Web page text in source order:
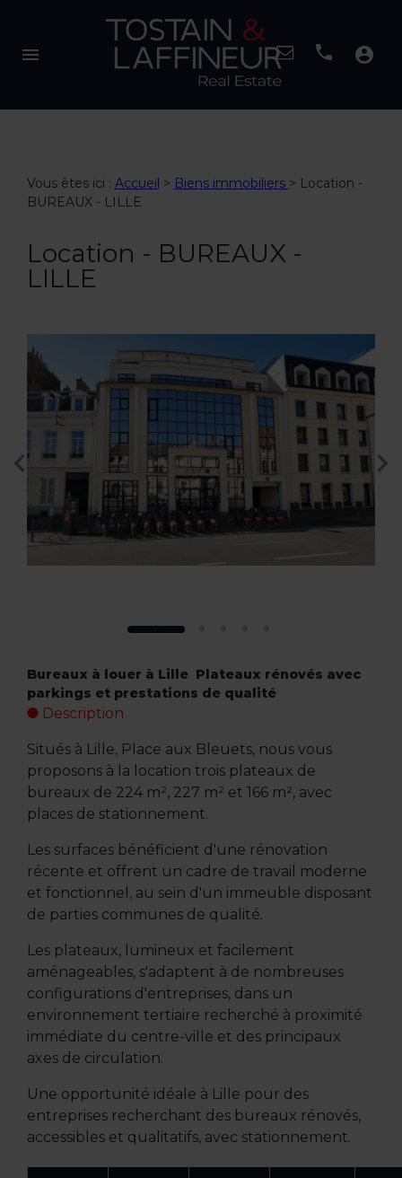
menu account_circle
Vous êtes ici : Accueil > Biens immobiliers > Location -
BUREAUX - LILLE
Location - BUREAUX -
LILLE
Bureaux à louer à Lille  Plateaux rénovés avec
parkings et prestations de qualité
Description
Situés à Lille, Place aux Bleuets, nous vous
proposons à la location trois plateaux de
bureaux de 224 m², 227 m² et 166 m², avec
places de stationnement.
Les surfaces bénéficient d'une rénovation
récente et offrent un cadre de travail moderne
et fonctionnel, au sein d'un immeuble disposant
de parties communes de qualité.
Les plateaux, lumineux et facilement
aménageables, s'adaptent à de nombreuses
configurations d'entreprises, dans un
environnement tertiaire recherché à proximité
immédiate du centre-ville et des principaux
axes de circulation.
Une opportunité idéale à Lille pour des
entreprises recherchant des bureaux rénovés,
accessibles et qualitatifs, avec stationnement.